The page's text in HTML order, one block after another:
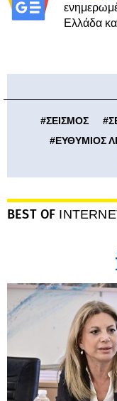
Ελλάδα
#ΣΕΙΣΜΟΣ #
#ΕΥΘΥΜΙΟΣ
BEST OF